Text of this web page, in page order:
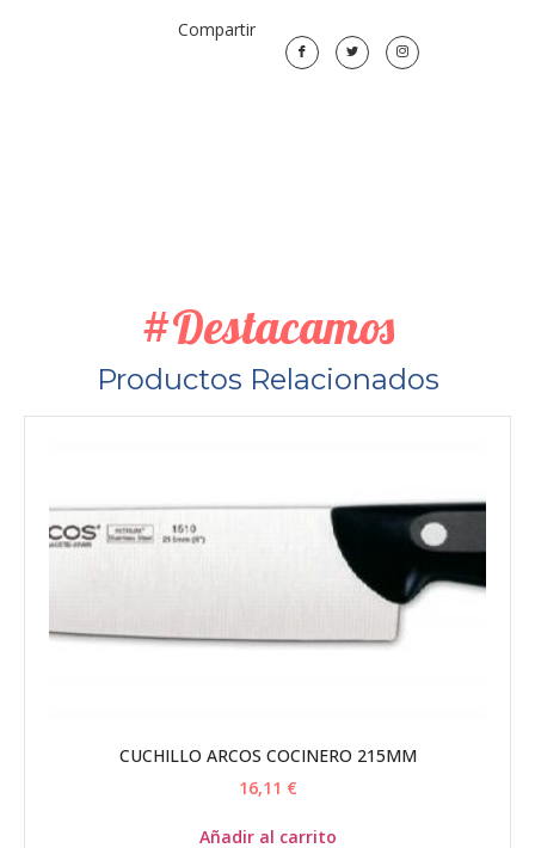
Compartir
#Destacamos
Productos Relacionados
CUCHILLO ARCOS COCINERO 215MM
16,11 €
Añadir al carrito